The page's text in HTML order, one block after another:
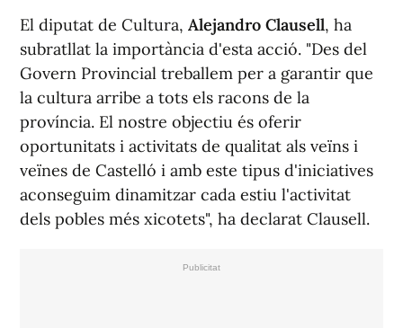
El diputat de Cultura, Alejandro Clausell, ha
subratllat la importància d'esta acció. "Des del
Govern Provincial treballem per a garantir que
la cultura arribe a tots els racons de la
província. El nostre objectiu és oferir
oportunitats i activitats de qualitat als veïns i
veïnes de Castelló i amb este tipus d'iniciatives
aconseguim dinamitzar cada estiu l'activitat
dels pobles més xicotets", ha declarat Clausell.